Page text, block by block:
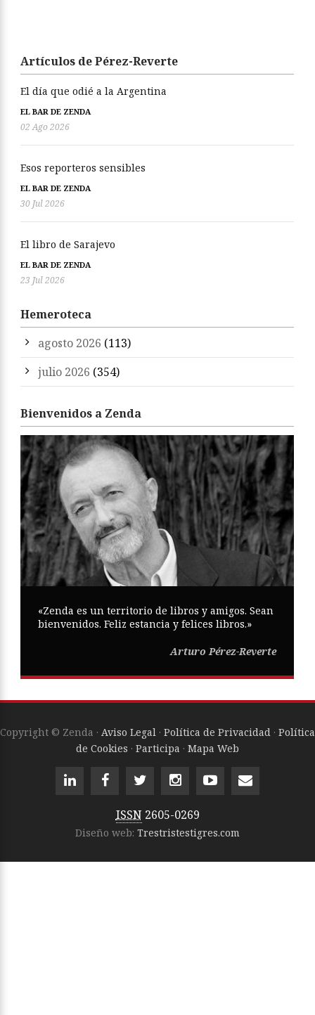
Artículos de Pérez-Reverte
El día que odié a la Argentina
EL BAR DE ZENDA
02 Ago 2026
Esos reporteros sensibles
EL BAR DE ZENDA
30 Jul 2026
El libro de Sarajevo
EL BAR DE ZENDA
23 Jul 2026
Hemeroteca
agosto 2026 (113)
julio 2026 (354)
Bienvenidos a Zenda
«Zenda es un territorio de libros y amigos. Sean
bienvenidos. Feliz estancia y felices libros.»
Arturo Pérez-Reverte
Copyright © Zenda · Aviso Legal · Política de Privacidad · Política
de Cookies · Participa · Mapa Web
ISSN 2605-0269
Diseño web: Trestristestigres.com